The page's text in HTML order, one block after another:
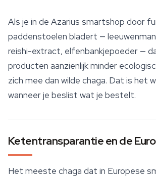
Als je in de Azarius smartshop door
paddenstoelen bladert —
reishi-extract, elfenbankjepoeder —
producten aanzienlijk minder
zich mee dan wilde chaga. Dat is het
wanneer je beslist wat je bestelt.
Ketentransparantie en de
Het meeste chaga dat in Europese